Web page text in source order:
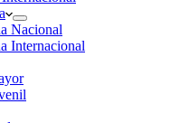
Nacional
Internacional